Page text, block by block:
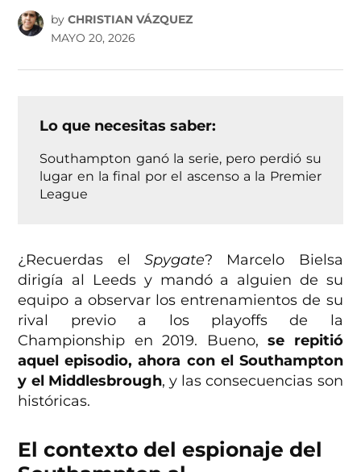
by CHRISTIAN VÁZQUEZ
MAYO 20, 2026
Lo que necesitas saber:
Southampton ganó la serie, pero perdió su
lugar en la final por el ascenso a la Premier
League
¿Recuerdas el Spygate? Marcelo Bielsa
dirigía al Leeds y mandó a alguien de su
equipo a observar los entrenamientos de su
rival previo a los playoffs de la
Championship en 2019. Bueno,se repitió
aquel episodio, ahora con el Southampton
y el Middlesbrough, y las consecuencias son
históricas.
El contexto del espionaje del